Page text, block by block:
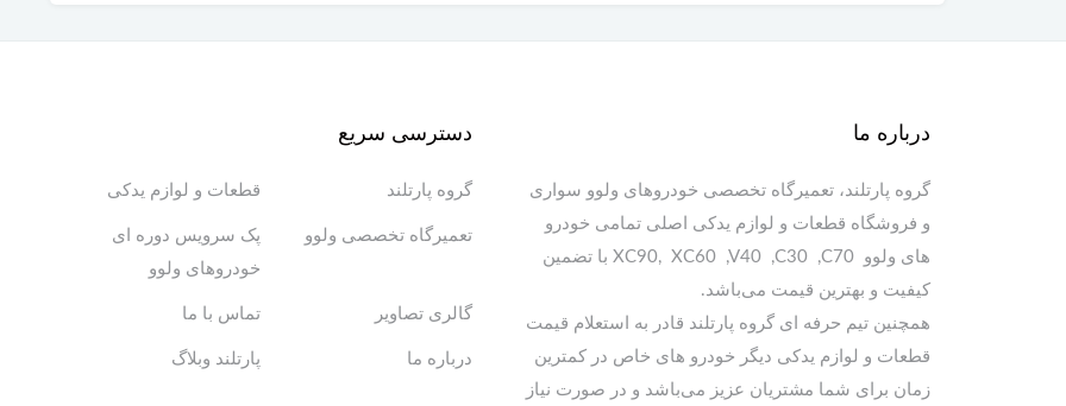
درباره ما
گروه پارتلند، تعمیرگاه تخصصی خودروهای ولوو سواری
و فروشگاه قطعات و لوازم یدکی اصلی تمامی خودرو
های ولوو XC90, XC60 ,V40 ,C30 ,C70 با تضمین
کیفیت و بهترین قیمت می‌باشد.
همچنین تیم حرفه ای گروه پارتلند قادر به استعلام قیمت
قطعات و لوازم یدکی دیگر خودرو های خاص در کمترین
زمان برای شما مشتریان عزیز می‌باشد و در صورت نیاز
دسترسی سریع
گروه پارتلند قطعات و لوازم یدکی
تعمیرگاه تخصصی ولوو
پک سرویس دوره ای
خودروهای ولوو
گالری تصاویر تماس با ما
درباره ما پارتلند وبلاگ